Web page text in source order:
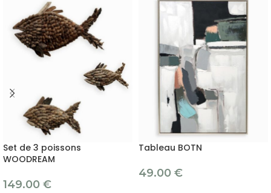
Set de 3 poissons
WOODREAM
149.00 €
Tableau BOTN
49.00 €